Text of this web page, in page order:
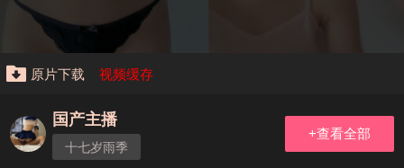
原片下载 视频缓存
国产主播
十七岁雨季
+查看全部